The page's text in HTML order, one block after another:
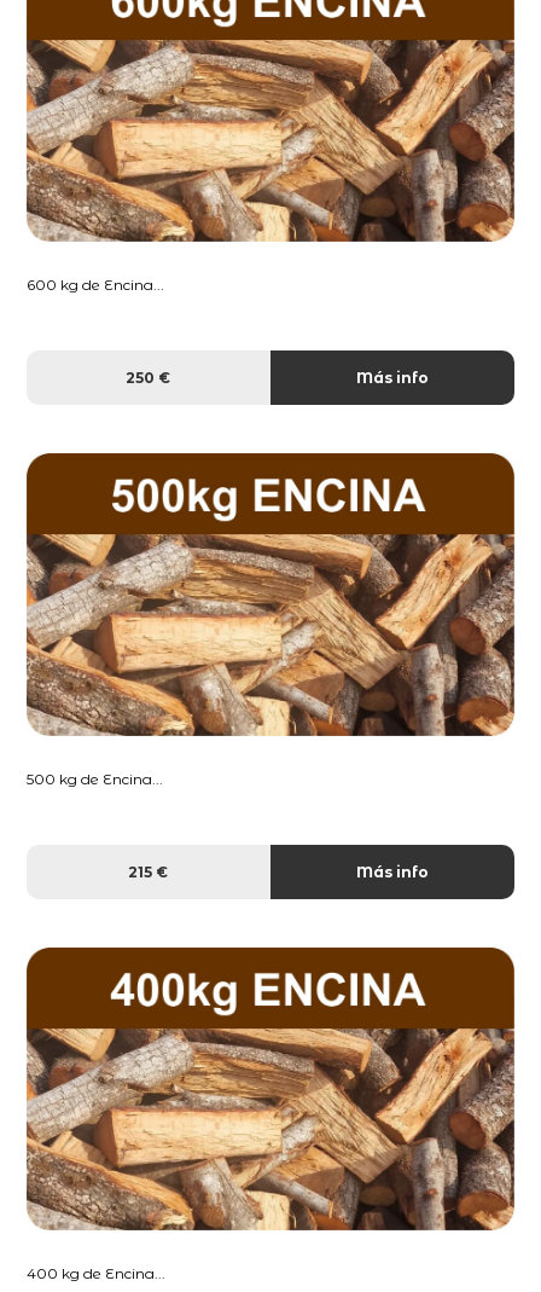
600 kg de Encina...
250 € Más info
500 kg de Encina...
215 € Más info
400 kg de Encina...